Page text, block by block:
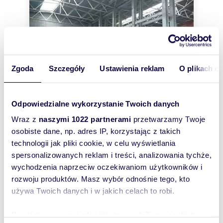
Zgoda Szczegóły Ustawienia reklam O plikach
Odpowiedzialne wykorzystanie Twoich danych
Wraz z naszymi 1022 partnerami przetwarzamy Twoje
osobiste dane, np. adres IP, korzystając z takich
technologii jak pliki cookie, w celu wyświetlania
spersonalizowanych reklam i treści, analizowania tychże,
wychodzenia naprzeciw oczekiwaniom użytkowników i
rozwoju produktów. Masz wybór odnośnie tego, kto
używa Twoich danych i w jakich celach to robi.
3000 m2 13zł/m2
Hala magazynowa 3000m² z rampami i
placem manewrowym
40 000 zł/mc
lokal użytkowy Katowice, Ligota
poziomu RAMPY dla TIR oraz poziom "0" - ...